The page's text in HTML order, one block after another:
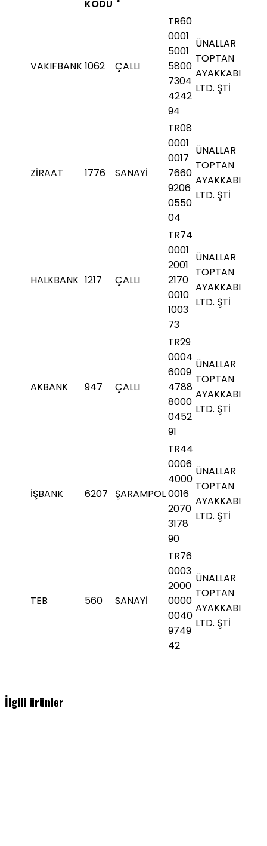
KODU
VAKIFBANK1062 ÇALLI
TR60
0001
5001
5800
7304
4242
94
ÜNALLAR
TOPTAN
AYAKKABI
LTD. ŞTİ
ZİRAAT 1776 SANAYİ
TR08
0001
0017
7660
9206
0550
04
ÜNALLAR
TOPTAN
AYAKKABI
LTD. ŞTİ
HALKBANK 1217 ÇALLI
TR74
0001
2001
2170
0010
1003
73
ÜNALLAR
TOPTAN
AYAKKABI
LTD. ŞTİ
AKBANK 947 ÇALLI
TR29
0004
6009
4788
8000
0452
91
ÜNALLAR
TOPTAN
AYAKKABI
LTD. ŞTİ
İŞBANK 6207 ŞARAMPOL
TR44
0006
4000
0016
2070
3178
90
ÜNALLAR
TOPTAN
AYAKKABI
LTD. ŞTİ
TEB 560 SANAYİ
TR76
0003
2000
0000
0040
9749
42
ÜNALLAR
TOPTAN
AYAKKABI
LTD. ŞTİ
İlgili ürünler